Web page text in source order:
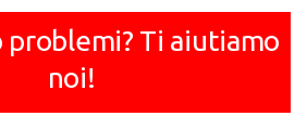
problemi? Ti aiutiamo
noi!